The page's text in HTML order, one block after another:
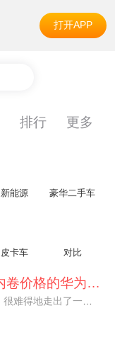
打开APP
排行 更多
新能源 豪华二手车
皮卡车 对比
不要伤了余承东的心！不内卷价格的华为，弥足珍贵！